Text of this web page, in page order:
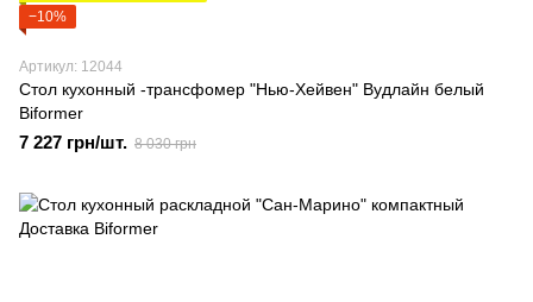
−10%
Артикул: 12044
Стол кухонный -трансфомер "Нью-Хейвен" Вудлайн белый
Biformer
7 227 грн/шт. 8 030 грн